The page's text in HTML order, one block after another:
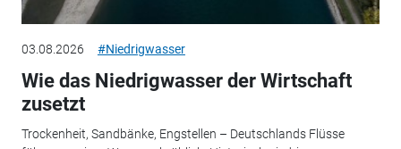
03.08.2026 #Niedrigwasser
Wie das Niedrigwasser der Wirtschaft
zusetzt
Trockenheit, Sandbänke, Engstellen – Deutschlands Flüsse